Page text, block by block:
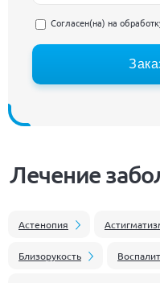
Согласен(на) на
Лечение
Астенопия
Близорукость